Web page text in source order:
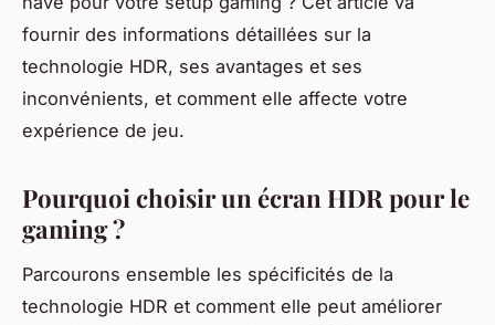
fournir des informations détaillées sur la
technologie HDR, ses avantages et ses
inconvénients, et comment elle affecte votre
expérience de jeu.
Pourquoi choisir un écran HDR pour le
gaming ?
Parcourons ensemble les spécificités de la
technologie HDR et comment elle peut améliorer